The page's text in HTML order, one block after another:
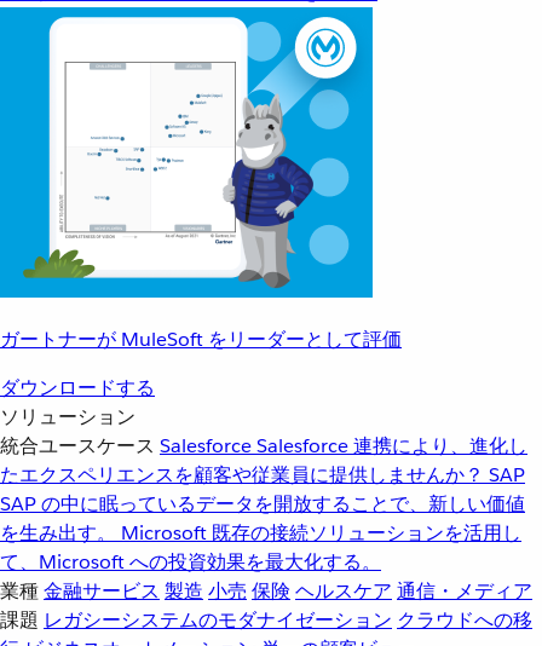
ガートナーが MuleSoft をリーダーとして評価
ダウンロードする
ソリューション
統合ユースケース SalesforceSalesforce 連携により、進化し
たエクスペリエンスを顧客や従業員に提供しませんか？ SAP
SAP の中に眠っているデータを開放することで、新しい価値
を生み出す。
Microsoft 既存の接続ソリューションを活用し
て、Microsoft への投資効果を最大化する。
業種金融サービス 製造 小売 保険 ヘルスケア 通信・メディア
課題 レガシーシステムのモダナイゼーション クラウドへの移